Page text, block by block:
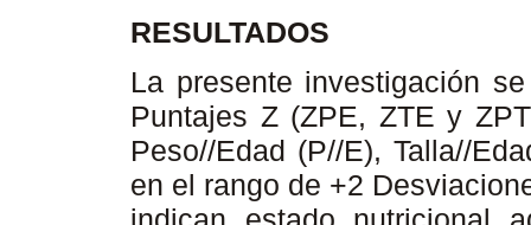
RESULTADOS
La presente investigación
Puntajes Z (ZPE, ZTE y
Peso//Edad (P//E), Talla//
en el rango de +2